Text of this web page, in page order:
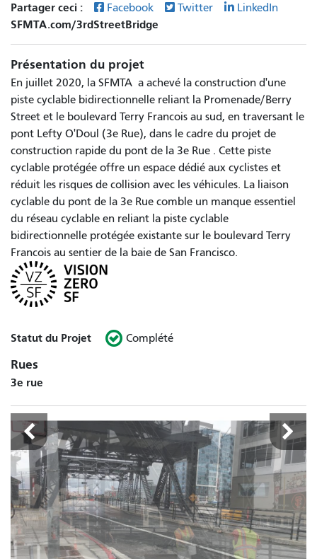
Partager ceci : Facebook Twitter LinkedIn
SFMTA.com/3rdStreetBridge
Présentation du projet
En juillet 2020, la SFMTA a achevé la construction d'une
piste cyclable bidirectionnelle reliant la Promenade/Berry
Street et le boulevard Terry Francois au sud, en traversant le
pont Lefty O'Doul (3e Rue), dans le cadre du projet de
construction rapide du pont de la 3e Rue . Cette piste
cyclable protégée offre un espace dédié aux cyclistes et
réduit les risques de collision avec les véhicules. La liaison
cyclable du pont de la 3e Rue comble un manque essentiel
du réseau cyclable en reliant la piste cyclable
bidirectionnelle protégée existante sur le boulevard Terry
Francois au sentier de la baie de San Francisco.
Statut du Projet Complété
Rues
3e rue